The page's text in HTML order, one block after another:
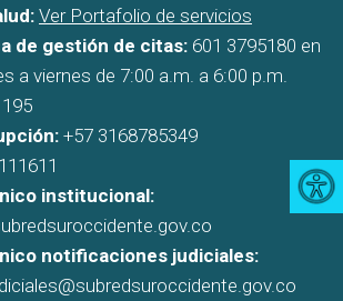
Ver Portafolio de servicios
de gestión de citas: 601 3795180 en
a viernes de 7:00 a.m. a 6:00 p.m.
195
+57 3168785349
111611
institucional:
notificaciones judiciales: